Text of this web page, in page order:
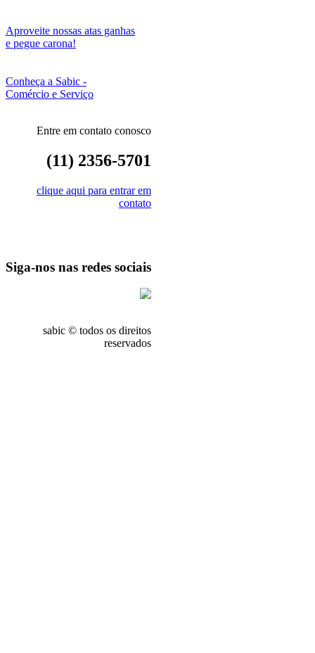
Aproveite nossas atas ganhas
e pegue carona!
Conheça a Sabic -
Comércio e Serviço
Entre em contato conosco
(11) 2356-5701
clique aqui para entrar em
contato
Siga-nos nas redes sociais
sabic © todos os direitos
reservados